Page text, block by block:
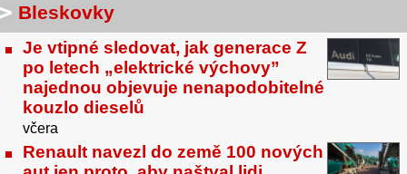
Bleskovky
Je vtipné sledovat, jak generace Z
po letech „elektrické výchovy”
najednou objevuje nenapodobitelné
kouzlo dieselů
včera
Renault navezl do země 100 nových